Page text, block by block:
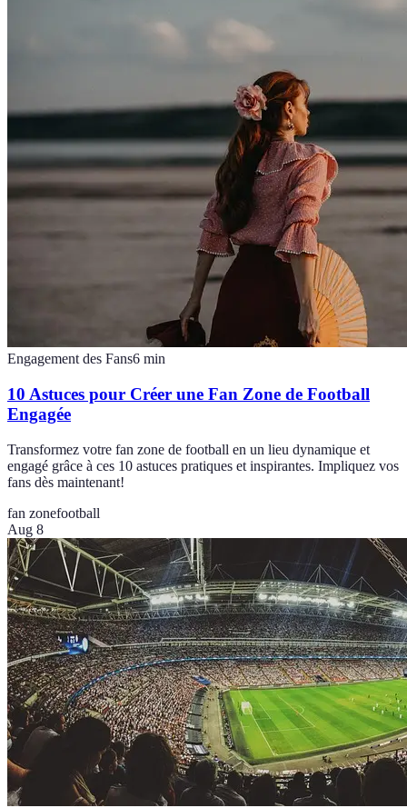
Engagement des Fans6 min
10 Astuces pour Créer une Fan Zone de Football
Engagée
Transformez votre fan zone de football en un lieu dynamique et
engagé grâce à ces 10 astuces pratiques et inspirantes. Impliquez vos
fans dès maintenant!
fan zonefootball
Aug 8